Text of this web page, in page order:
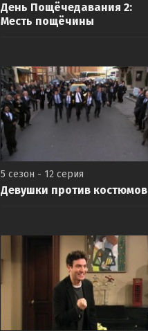
День Пощёчедавания 2:
Месть пощёчины
5 сезон - 12 серия
Девушки против костюмов